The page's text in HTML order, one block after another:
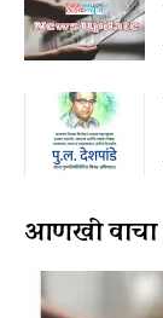
आणखी वाचा